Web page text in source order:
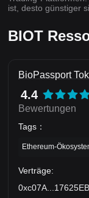
ist, desto günstiger
BIOT
BioPassport
4.4
Bewertungen
Tags ：
Ethereum-
Verträge:
0xc07A
17625EB